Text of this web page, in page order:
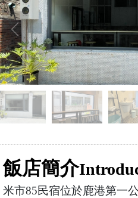
飯店簡介
米市85民宿位於鹿港第一